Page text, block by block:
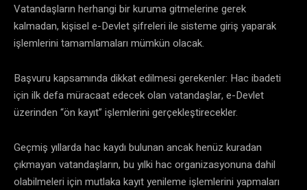
Vatandaşların herhangi bir kuruma gitmelerine gerek
kalmadan, kişisel e-Devlet şifreleri ile sisteme giriş yaparak
işlemlerini tamamlamaları mümkün olacak.
​Başvuru kapsamında dikkat edilmesi gerekenler: Hac ibadeti
için ilk defa müracaat edecek olan vatandaşlar, e-Devlet
üzerinden “ön kayıt” işlemlerini gerçekleştirecekler.
​Geçmiş yıllarda hac kaydı bulunan ancak henüz kuradan
çıkmayan vatandaşların, bu yılki hac organizasyonuna dahil
olabilmeleri için mutlaka kayıt yenileme işlemlerini yapmaları